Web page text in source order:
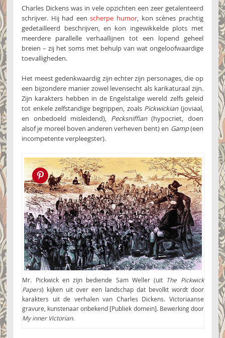
Charles Dickens was in vele opzichten een zeer getalenteerd
schrijver. Hij had eenscherpe humor, kon scènes prachtig
gedetailleerd beschrijven, en kon ingewikkelde plots met
meerdere parallelle verhaallijnen tot een lopend geheel
breien – zij het soms met behulp van wat ongeloofwaardige
toevalligheden.
Het meest gedenkwaardig zijn echter zijn personages, die op
een bijzondere manier zowel levensecht als karikaturaal zijn.
Zijn karakters hebben in de Engelstalige wereld zelfs geleid
tot enkele zelfstandige begrippen, zoals Pickwickian(joviaal,
en onbedoeld misleidend), Pecksniffian(hypocriet, doen
alsof je moreel boven anderen verheven bent) en Gamp(een
incompetente verpleegster).
Pin this!
Mr. Pickwick en zijn bediende Sam Weller (uit The Pickwick
Papers) kijken uit over een landschap dat bevolkt wordt door
karakters uit de verhalen van Charles Dickens. Victoriaanse
gravure, kunstenaar onbekend [Publiek domein]. Bewerking door
My inner Victorian.